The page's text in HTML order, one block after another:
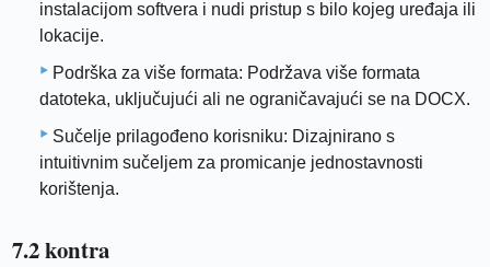
instalacijom softvera i nudi pristup s bilo kojeg uređaja ili
lokacije.
Podrška za više formata: Podržava više formata
datoteka, uključujući ali ne ograničavajući se na DOCX.
Sučelje prilagođeno korisniku: Dizajnirano s
intuitivnim sučeljem za promicanje jednostavnosti
korištenja.
7.2 kontra